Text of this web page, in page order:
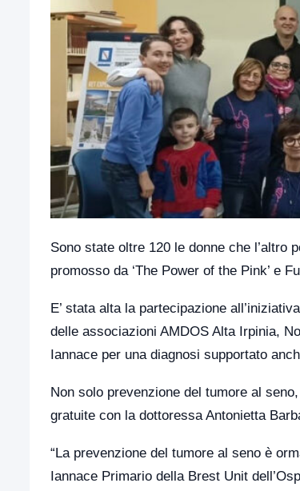
Sono state oltre 120 le donne che l’altro
promosso da ‘The Power of the Pink’ e
E’ stata alta la partecipazione
delle associazioni AMDOS Alta Irpinia,
Iannace per una diagnosi supportato
Non solo prevenzione del tumore al
gratuite con la dottoressa Antonietta
“La prevenzione del tumore al seno è
Iannace Primario della Brest Unit